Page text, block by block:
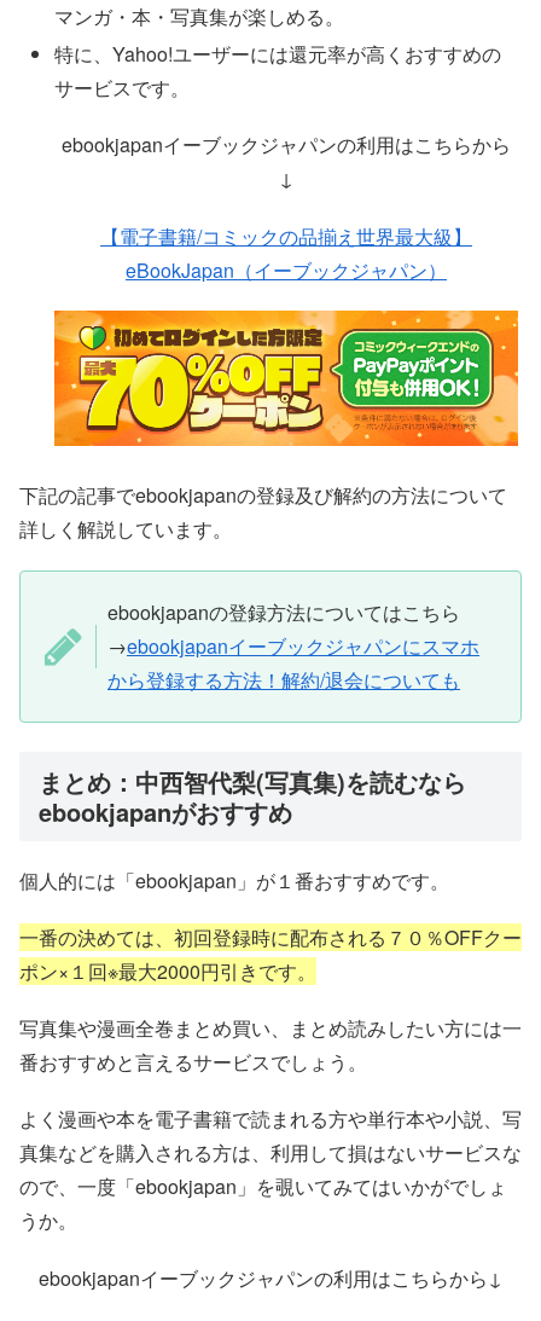
マンガ・本・写真集が楽しめる。
特に、Yahoo!ユーザーには還元率が高くおすすめの
サービスです。
ebookjapanイーブックジャパンの利用はこちらから
↓
【電子書籍/コミックの品揃え世界最大級】
eBookJapan（イーブックジャパン）
下記の記事でebookjapanの登録及び解約の方法について
詳しく解説しています。
ebookjapanの登録方法についてはこちら
→ebookjapanイーブックジャパンにスマホ
から登録する方法！解約/退会についても
まとめ：中西智代梨(写真集)を読むなら
ebookjapanがおすすめ
個人的には「ebookjapan」が１番おすすめです。
一番の決めては、初回登録時に配布される７０％OFFクー
ポン×１回※最大2000円引きです。
写真集や漫画全巻まとめ買い、まとめ読みしたい方には一
番おすすめと言えるサービスでしょう。
よく漫画や本を電子書籍で読まれる方や単行本や小説、写
真集などを購入される方は、利用して損はないサービスな
ので、一度「ebookjapan」を覗いてみてはいかがでしょ
うか。
ebookjapanイーブックジャパンの利用はこちらから↓